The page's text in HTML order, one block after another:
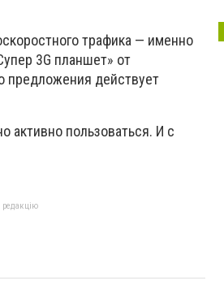
трафика — именно
3G планшет» от
предложения действует
активно пользоваться. И с
редакцію